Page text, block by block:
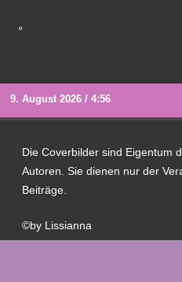
°
9. August 2026 / 4:56
Die Coverbilder sind Eigentum
Autoren. Sie dienen nur der
Beiträge.
©by Lissianna